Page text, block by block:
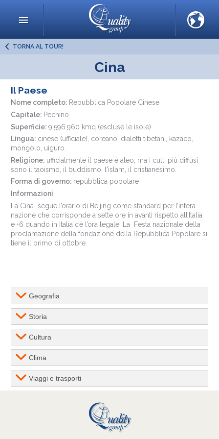
TORNA AL TOUR!
Cina
Il Paese
Nome completo: Repubblica Popolare Cinese
Capitale: Pechino
Superficie:9.596.960 kmq (escluse le isole)
Lingua: cinese (ufficiale), coreano, dialetti tibetani, kazaco,
mongolo, uiguro.
Religione: ufficialmente il paese è ateo, ma i culti più diffusi
sono il taoismo, il buddismo, l'islam, il cristianesimo.
Forma di governo: repubblica popolare
Informazioni
La Cina segue l’orario di Beijing come standard per l’intera
nazione che corrisponde a sette ore in avanti rispetto all’Italia
e +6 quando in Italia c’è l’ora legale. La Festa nazionale della
proclamazione della fondazione della Repubblica Popolare si
tiene il primo di ottobre.
Geografia
Storia
Cultura
Clima
Viaggi e trasporti